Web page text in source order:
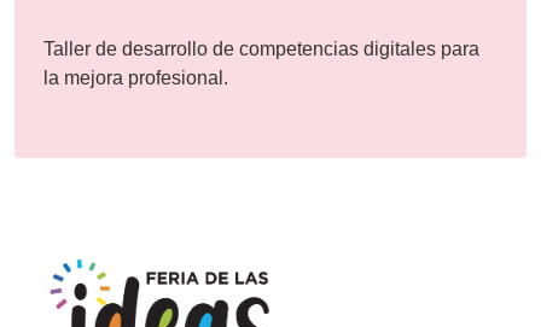
Taller de desarrollo de competencias digitales para
la mejora profesional.